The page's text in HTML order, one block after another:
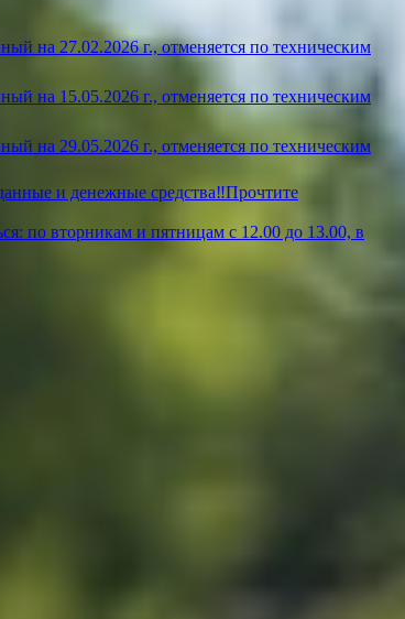
на 27.02.2026 г., отменяется по техническим
на 15.05.2026 г., отменяется по техническим
на 29.05.2026 г., отменяется по техническим
и денежные средства‼️Прочтите
по вторникам и пятницам с 12.00 до 13.00, в